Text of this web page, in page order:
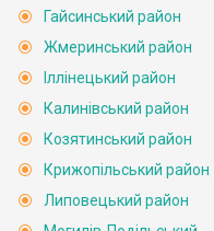
Гайсинський район
Жмеринський район
Іллінецький район
Калинівський район
Козятинський район
Крижопільський район
Липовецький район